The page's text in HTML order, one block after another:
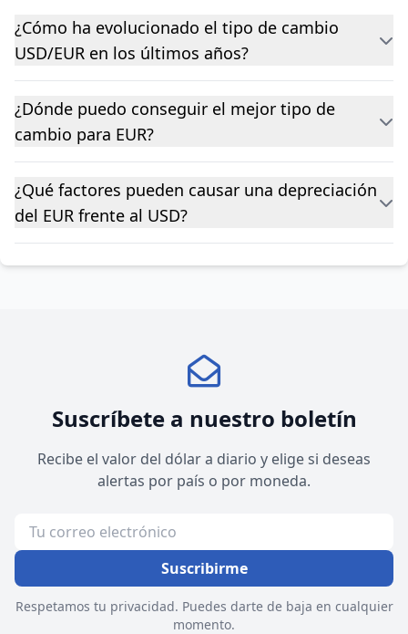
¿Cómo ha evolucionado el tipo de cambio
USD/EUR en los últimos años?
¿Dónde puedo conseguir el mejor tipo de
cambio para EUR?
¿Qué factores pueden causar una depreciación
del EUR frente al USD?
Suscríbete a nuestro boletín
Recibe el valor del dólar a diario y elige si deseas
alertas por país o por moneda.
Suscribirme
Respetamos tu privacidad. Puedes darte de baja en cualquier
momento.